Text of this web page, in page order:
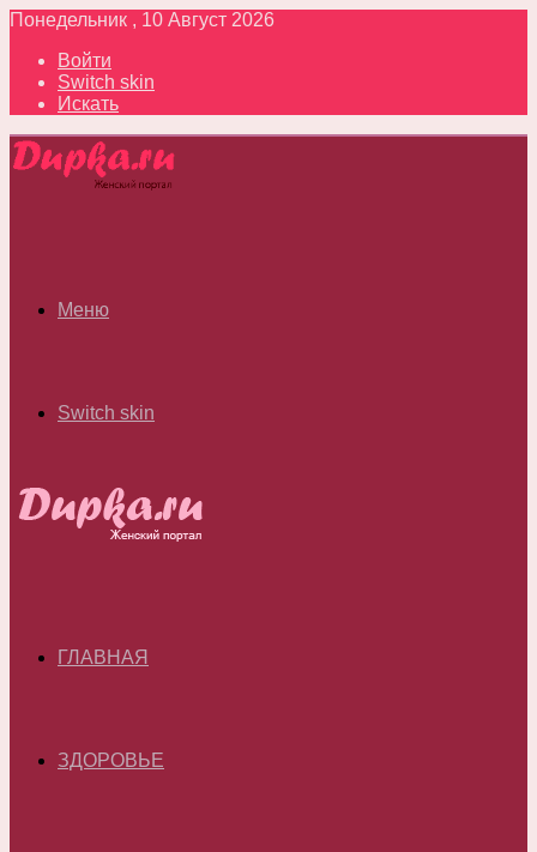
Понедельник , 10 Август 2026
Войти
Switch skin
Искать
Меню
Switch skin
ГЛАВНАЯ
ЗДОРОВЬЕ